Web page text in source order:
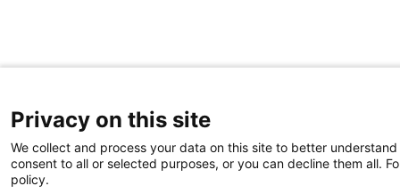
Privacy on this site
We collect and process your data on this site to better
consent to all or selected purposes, or you can decline them all.
policy.